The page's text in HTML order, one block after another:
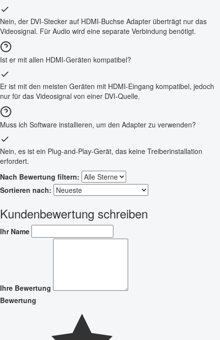
Nein, der DVI-Stecker auf HDMI-Buchse Adapter überträgt nur das
Videosignal. Für Audio wird eine separate Verbindung benötigt.
Ist er mit allen HDMI-Geräten kompatibel?
Er ist mit den meisten Geräten mit HDMI-Eingang kompatibel, jedoch
nur für das Videosignal von einer DVI-Quelle.
Muss ich Software installieren, um den Adapter zu verwenden?
Nein, es ist ein Plug-and-Play-Gerät, das keine Treiberinstallation
erfordert.
Nach Bewertung filtern:
Sortieren nach:
Kundenbewertung schreiben
Ihr Name
Ihre Bewertung
Bewertung